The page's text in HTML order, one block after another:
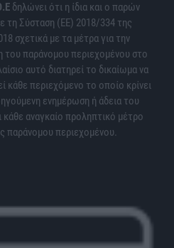
δηλώνει ότι η ίδια και ο παρών
τη Σύσταση (ΕΕ) 2018/334 της
σχετικά με τα μέτρα για την
του παράνομου περιεχομένου στο
αυτό διατηρεί το δικαίωμα να
κάθε περιεχόμενο το οποίο κρίνει
ενημέρωση ή άδεια του
αναγκαίο προληπτικό μέτρο
παράνομου περιεχομένου.